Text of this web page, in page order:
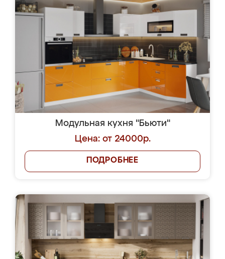
Модульная кухня "Бьюти"
Цена: от 24000р.
ПОДРОБНЕЕ